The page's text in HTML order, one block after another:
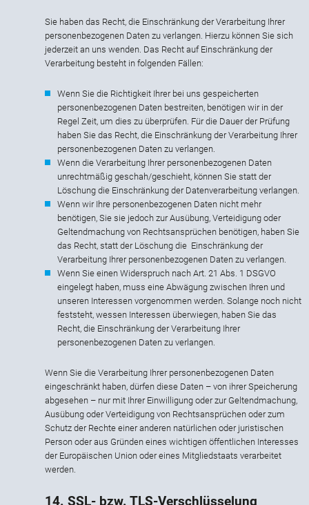
Sie haben das Recht, die Einschränkung der Verarbeitung Ihrer
personenbezogenen Daten zu verlangen. Hierzu können Sie sich
jederzeit an uns wenden. Das Recht auf Einschränkung der
Verarbeitung besteht in folgenden Fällen:
Wenn Sie die Richtigkeit Ihrer bei uns gespeicherten
personenbezogenen Daten bestreiten, benötigen wir in der
Regel Zeit, um dies zu überprüfen. Für die Dauer der Prüfung
haben Sie das Recht, die Einschränkung der Verarbeitung Ihrer
personenbezogenen Daten zu verlangen.
Wenn die Verarbeitung Ihrer personenbezogenen Daten
unrechtmäßig geschah/geschieht, können Sie statt der
Löschung die Einschränkung der Datenverarbeitung verlangen.
Wenn wir Ihre personenbezogenen Daten nicht mehr
benötigen, Sie sie jedoch zur Ausübung, Verteidigung oder
Geltendmachung von Rechtsansprüchen benötigen, haben Sie
das Recht, statt der Löschung die Einschränkung der
Verarbeitung Ihrer personenbezogenen Daten zu verlangen.
Wenn Sie einen Widerspruch nach Art. 21 Abs. 1 DSGVO
eingelegt haben, muss eine Abwägung zwischen Ihren und
unseren Interessen vorgenommen werden. Solange noch nicht
feststeht, wessen Interessen überwiegen, haben Sie das
Recht, die Einschränkung der Verarbeitung Ihrer
personenbezogenen Daten zu verlangen.
Wenn Sie die Verarbeitung Ihrer personenbezogenen Daten
eingeschränkt haben, dürfen diese Daten – von ihrer Speicherung
abgesehen – nur mit Ihrer Einwilligung oder zur Geltendmachung,
Ausübung oder Verteidigung von Rechtsansprüchen oder zum
Schutz der Rechte einer anderen natürlichen oder juristischen
Person oder aus Gründen eines wichtigen öffentlichen Interesses
der Europäischen Union oder eines Mitgliedstaats verarbeitet
werden.
14. SSL- bzw. TLS-Verschlüsselung